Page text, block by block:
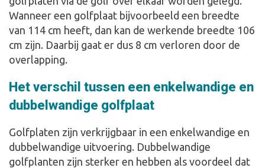
Wanneer een golfplaat bijvoorbeeld een breedte
van 114 cm heeft, dan kan de werkende breedte 106
cm zijn. Daarbij gaat er dus 8 cm verloren door de
overlapping.
Het verschil tussen een enkelwandige en
dubbelwandige golfplaat
Golfplaten zijn verkrijgbaar in een enkelwandige en
dubbelwandige uitvoering. Dubbelwandige
golfplanten zijn sterker en hebben als voordeel dat